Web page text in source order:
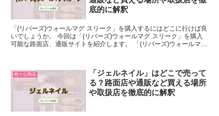
底的に解釈
「(リバーズ)ウォールマグ スリーク」を購入するにはどこに行けば良
いでしょうか。 今回は「(リバーズ)ウォールマグ スリーク」を購入
可能な路面店、通販サイトを紹介します。 「(リバーズ)ウォールマグ
色々な商品
「ジェルネイル」はどこで売って
る？路面店や通販など買える場所
や取扱店を徹底的に解釈